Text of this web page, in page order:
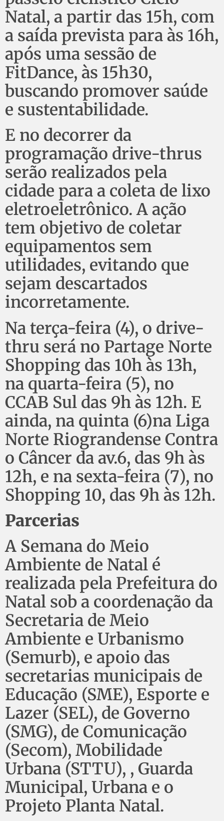
Natal, a partir das 15h, com
a saída prevista para às 16h,
após uma sessão de
FitDance, às 15h30,
buscando promover saúde
e sustentabilidade.
E no decorrer da
programação drive-thrus
serão realizados pela
cidade para a coleta de lixo
eletroeletrônico. A ação
tem objetivo de coletar
equipamentos sem
utilidades, evitando que
sejam descartados
incorretamente.
Na terça-feira (4), o drive-
thru será no Partage Norte
Shopping das 10h às 13h,
na quarta-feira (5), no
CCAB Sul das 9h às 12h. E
ainda, na quinta (6)na Liga
Norte Riograndense Contra
o Câncer da av.6, das 9h às
12h, e na sexta-feira (7), no
Shopping 10, das 9h às 12h.
Parcerias
A Semana do Meio
Ambiente de Natal é
realizada pela Prefeitura do
Natal sob a coordenação da
Secretaria de Meio
Ambiente e Urbanismo
(Semurb), e apoio das
secretarias municipais de
Educação (SME), Esporte e
Lazer (SEL), de Governo
(SMG), de Comunicação
(Secom), Mobilidade
Urbana (STTU), , Guarda
Municipal, Urbana e o
Projeto Planta Natal.